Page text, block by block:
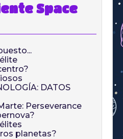
Space
DATOS
Perseverance
planetas?